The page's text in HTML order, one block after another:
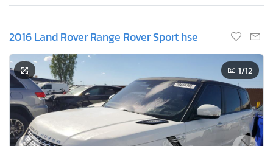
2016 Land Rover Range Rover Sport hse
1/12